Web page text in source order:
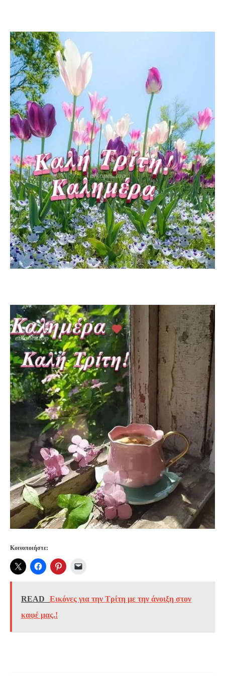
Κοινοποιήστε:
READ
Εικόνες για την Τρίτη με την άνοιξη στον
καφέ μας.!